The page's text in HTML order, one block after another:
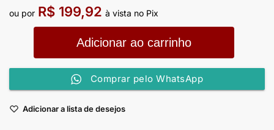
ou por R$ 199,92 à vista no Pix
Adicionar ao carrinho
Comprar pelo WhatsApp
Adicionar a lista de desejos